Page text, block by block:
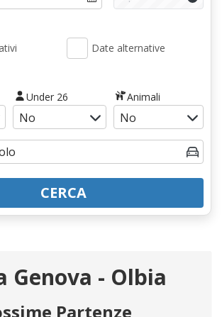
Date alternative
Under 26 Animali
CERCA
Genova - Olbia
Partenze